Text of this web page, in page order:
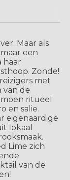
Maar als
een
haar
Zonde!
met
van de
ritueel
en salie.
eigenaardige
lokaal
Lime zich
van de